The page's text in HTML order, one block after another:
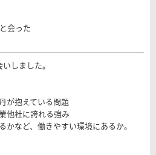
会った
しました。
が抱えている問題
他社に誇れる強み
かなど、働きやすい環境にあるか。